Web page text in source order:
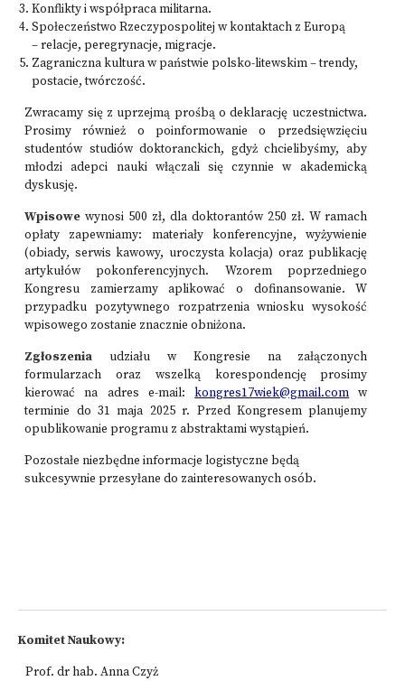
Konflikty i współpraca militarna.
Społeczeństwo Rzeczypospolitej w kontaktach z Europą
– relacje, peregrynacje, migracje.
Zagraniczna kultura w państwie polsko-litewskim – trendy,
postacie, twórczość.
Zwracamy się z uprzejmą prośbą o deklarację uczestnictwa.
Prosimy również o poinformowanie o przedsięwzięciu
studentów studiów doktoranckich, gdyż chcielibyśmy, aby
młodzi adepci nauki włączali się czynnie w akademicką
dyskusję.
Wpisowe wynosi 500 zł, dla doktorantów 250 zł. W ramach
opłaty zapewniamy: materiały konferencyjne, wyżywienie
(obiady, serwis kawowy, uroczysta kolacja) oraz publikację
artykułów pokonferencyjnych. Wzorem poprzedniego
Kongresu zamierzamy aplikować o dofinansowanie. W
przypadku pozytywnego rozpatrzenia wniosku wysokość
wpisowego zostanie znacznie obniżona.
Zgłoszenia udziału w Kongresie na załączonych
formularzach oraz wszelką korespondencję prosimy
kierować na adres e-mail:kongres17wiek@gmail.com w
terminie do 31 maja 2025 r. Przed Kongresem planujemy
opublikowanie programu z abstraktami wystąpień.
Pozostałe niezbędne informacje logistyczne będą
sukcesywnie przesyłane do zainteresowanych osób.
Komitet Naukowy:
Prof. dr hab. Anna Czyż